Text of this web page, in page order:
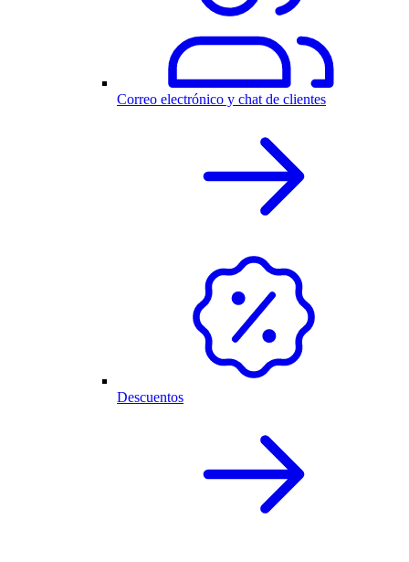
Correo electrónico y chat de clientes
Descuentos